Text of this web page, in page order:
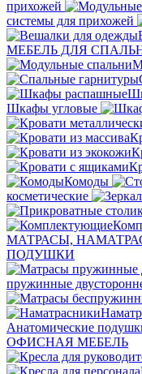
прихожей
системы для прихожей
МЕБЕЛЬ ДЛЯ
Шкафы угловые
Комоды
косметические
МАТРАСЫ,
ПОДУШКИ
пружинные
Анатомические
ОФИСНАЯ МЕБЕЛЬ